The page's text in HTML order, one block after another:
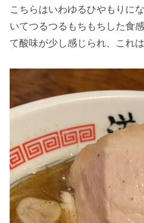
こちらはいわゆるひやもりに
いてつるつるもちもちした食
て酸味が少し感じられ、これ